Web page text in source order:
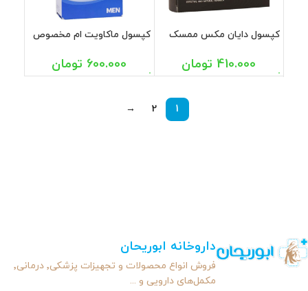
کپسول دایان مکس ممسک
410.000 تومان
کپسول ماکاویت ام مخصوص
600.000 تومان
1
2
→
داروخانه ابوریحان
فروش انواع محصولات و تجهیزات پزشکی٬ درمانی٬
مکمل‌های دارویی و ...